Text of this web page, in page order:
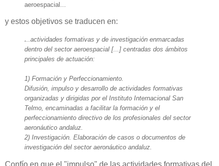
aeroespacial...
y estos objetivos se traducen en:
...actividades formativas y de investigación enmarcadas
dentro del sector aeroespacial [...] centradas dos ámbitos
principales de actuación:
1) Formación y Perfeccionamiento.
Difusión, impulso y desarrollo de actividades formativas
organizadas y dirigidas por el Instituto Internacional San
Telmo, encaminadas a facilitar la formación y el
perfeccionamiento directivo de los profesionales del sector
aeronáutico andaluz.
2) Investigación. Elaboración de casos o documentos de
investigación del sector aeronáutico andaluz.
Confío en que el "impulso" de las actividades formativas del